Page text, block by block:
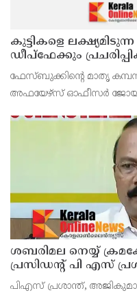
കുട്ടികളെ
ഡീപ്ഫേക്കും
മാപ്പ് പറഞ്ഞു
ഫേസ്ബുക്കിന്റെ മാതൃ
അഫയേഴ്‌സ് ഓഫീസര്‍ ജോയല്‍
കൂടിക്കാഴ്ചയില്‍ ശക്തമായ
ശബരിമല നെയ്യ്
പ്രസിഡന്റ് പി എസ്
ദേവസ്വം വിജിലന്‍സ്
പിഎസ് പ്രശാന്ത്,